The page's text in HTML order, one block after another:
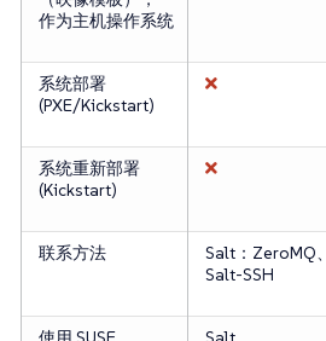
作为主机操作系统
系统部署
(PXE/Kickstart)
系统重新部署
(Kickstart)
联系方法
Salt：ZeroMQ、
Salt-SSH